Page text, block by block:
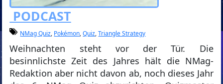
PODCAST
NMag Quiz, Pokémon,Quiz,Triangle Strategy
Weihnachten steht vor der Tür. Die
besinnlichste Zeit des Jahres hält die NMag-
Redaktion aber nicht davon ab, noch dieses Jahr